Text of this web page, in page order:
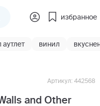
избранное
аутлет винил
and Other
Артикул: 442568